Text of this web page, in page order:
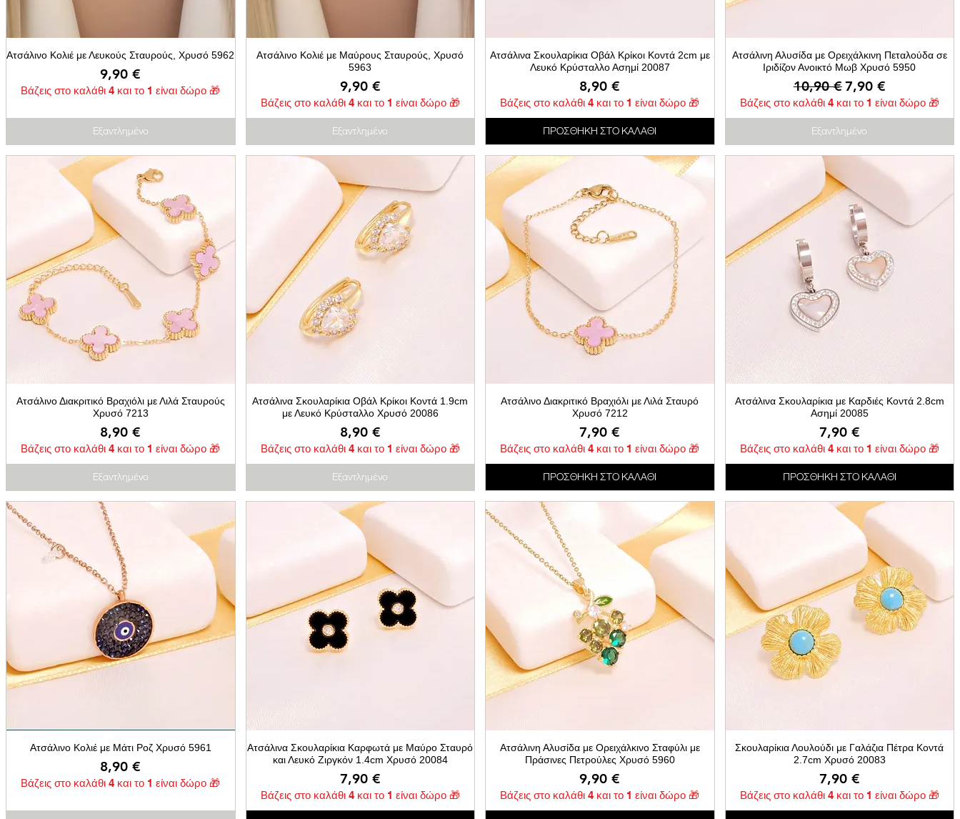
Ατσάλινο Κολιέ με Λευκούς Σταυρούς, Χρυσό 5962
Τιμή
9,90 €
Βάζεις στο καλάθι 4 και το 1 είναι δώρο 🎁
Εξαντλημένο
Ατσάλινο Κολιέ με Μαύρους Σταυρούς, Χρυσό
5963
Τιμή
9,90 €
Βάζεις στο καλάθι 4 και το 1 είναι δώρο 🎁
Εξαντλημένο
Ατσάλινα Σκουλαρίκια Οβάλ Κρίκοι Κοντά 2cm με
Λευκό Κρύσταλλο Ασημί 20087
Τιμή
8,90 €
Βάζεις στο καλάθι 4 και το 1 είναι δώρο 🎁
ΠΡΟΣΘΗΚΗ ΣΤΟ ΚΑΛΑΘΙ
Ατσάλινη Αλυσίδα με Ορειχάλκινη Πεταλούδα σε
Ιριδίζον Ανοικτό Μωβ Χρυσό 5950
Κανονική τιμή
10,90 €Τιμή Έκπτωσης
7,90 €
Βάζεις στο καλάθι 4 και το 1 είναι δώρο 🎁
Εξαντλημένο
Ατσάλινο Διακριτικό Βραχιόλι με Λιλά Σταυρούς
Χρυσό 7213
Τιμή
8,90 €
Βάζεις στο καλάθι 4 και το 1 είναι δώρο 🎁
Εξαντλημένο
Ατσάλινα Σκουλαρίκια Οβάλ Κρίκοι Κοντά 1.9cm
με Λευκό Κρύσταλλο Χρυσό 20086
Τιμή
8,90 €
Βάζεις στο καλάθι 4 και το 1 είναι δώρο 🎁
Εξαντλημένο
Ατσάλινο Διακριτικό Βραχιόλι με Λιλά Σταυρό
Χρυσό 7212
Τιμή
7,90 €
Βάζεις στο καλάθι 4 και το 1 είναι δώρο 🎁
ΠΡΟΣΘΗΚΗ ΣΤΟ ΚΑΛΑΘΙ
Ατσάλινα Σκουλαρίκια με Καρδιές Κοντά 2.8cm
Ασημί 20085
Τιμή
7,90 €
Βάζεις στο καλάθι 4 και το 1 είναι δώρο 🎁
ΠΡΟΣΘΗΚΗ ΣΤΟ ΚΑΛΑΘΙ
Ατσάλινο Κολιέ με Μάτι Ροζ Χρυσό 5961
Τιμή
8,90 €
Βάζεις στο καλάθι 4 και το 1 είναι δώρο 🎁
Ατσάλινα Σκουλαρίκια Καρφωτά με Μαύρο Σταυρό
και Λευκό Ζιργκόν 1.4cm Χρυσό 20084
Τιμή
7,90 €
Βάζεις στο καλάθι 4 και το 1 είναι δώρο 🎁
Ατσάλινη Αλυσίδα με Ορειχάλκινo Σταφύλι με
Πράσινες Πετρούλες Χρυσό 5960
Τιμή
9,90 €
Βάζεις στο καλάθι 4 και το 1 είναι δώρο 🎁
Σκουλαρίκια Λουλούδι με Γαλάζια Πέτρα Κοντά
2.7cm Χρυσό 20083
Τιμή
7,90 €
Βάζεις στο καλάθι 4 και το 1 είναι δώρο 🎁